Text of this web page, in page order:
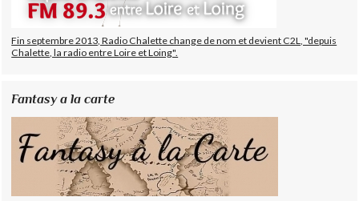
Fin septembre 2013, Radio Chalette change de nom et devient C2L, "depuis
Chalette, la radio entre Loire et Loing".
Fantasy a la carte